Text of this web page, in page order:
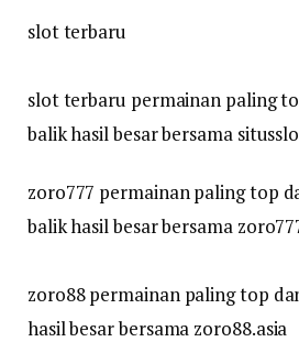
slot terbaru
slot terbaru permainan paling
balik hasil besar bersama
zoro777 permainan paling top
balik hasil besar bersama
zoro88 permainan paling top
hasil besar bersama zoro88.asia